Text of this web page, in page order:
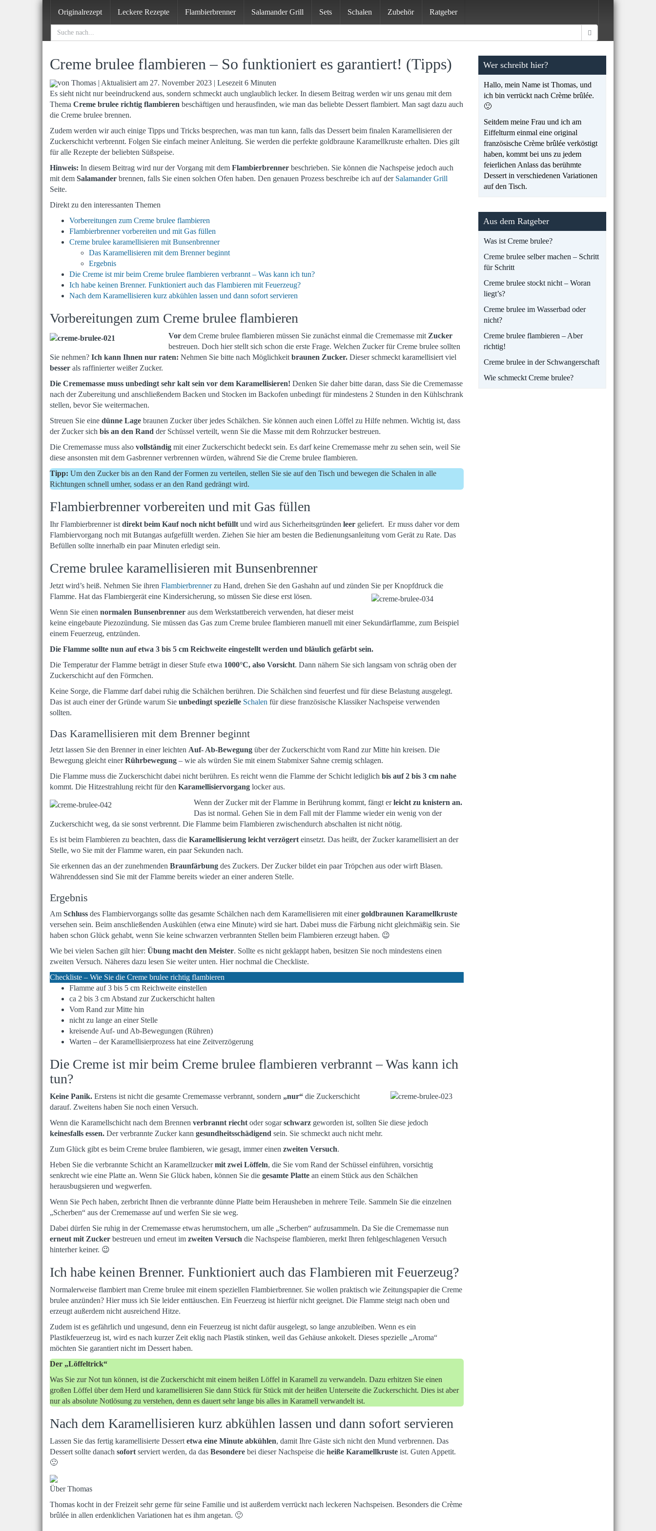
Originalrezept Leckere Rezepte Flambierbrenner Salamander Grill Sets Schalen Zubehör Ratgeber
Creme brulee flambieren – So funktioniert es garantiert! (Tipps)
von Thomas | Aktualisiert am 27. November 2023 | Lesezeit 6 Minuten
Es sieht nicht nur beeindruckend aus, sondern schmeckt auch unglaublich lecker. In diesem Beitrag werden wir uns genau mit dem
Thema Creme brulee richtig flambieren beschäftigen und herausfinden, wie man das beliebte Dessert flambiert. Man sagt dazu auch
die Creme brulee brennen.
Zudem werden wir auch einige Tipps und Tricks besprechen, was man tun kann, falls das Dessert beim finalen Karamellisieren der
Zuckerschicht verbrennt. Folgen Sie einfach meiner Anleitung. Sie werden die perfekte goldbraune Karamellkruste erhalten. Dies gilt
für alle Rezepte der beliebten Süßspeise.
Hinweis: In diesem Beitrag wird nur der Vorgang mit dem Flambierbrenner beschrieben. Sie können die Nachspeise jedoch auch
mit dem Salamander brennen, falls Sie einen solchen Ofen haben. Den genauen Prozess beschreibe ich auf der Salamander Grill
Seite.
Direkt zu den interessanten Themen
Vorbereitungen zum Creme brulee flambieren
Flambierbrenner vorbereiten und mit Gas füllen
Creme brulee karamellisieren mit Bunsenbrenner
Das Karamellisieren mit dem Brenner beginnt
Ergebnis
Die Creme ist mir beim Creme brulee flambieren verbrannt – Was kann ich tun?
Ich habe keinen Brenner. Funktioniert auch das Flambieren mit Feuerzeug?
Nach dem Karamellisieren kurz abkühlen lassen und dann sofort servieren
Vorbereitungen zum Creme brulee flambieren
Vor dem Creme brulee flambieren müssen Sie zunächst einmal die Crememasse mit Zucker
bestreuen. Doch hier stellt sich schon die erste Frage. Welchen Zucker für Creme brulee sollten
Sie nehmen? Ich kann Ihnen nur raten: Nehmen Sie bitte nach Möglichkeit braunen Zucker. Dieser schmeckt karamellisiert viel
besser als raffinierter weißer Zucker.
Die Crememasse muss unbedingt sehr kalt sein vor dem Karamellisieren! Denken Sie daher bitte daran, dass Sie die Crememasse
nach der Zubereitung und anschließendem Backen und Stocken im Backofen unbedingt für mindestens 2 Stunden in den Kühlschrank
stellen, bevor Sie weitermachen.
Streuen Sie eine dünne Lage braunen Zucker über jedes Schälchen. Sie können auch einen Löffel zu Hilfe nehmen. Wichtig ist, dass
der Zucker sich bis an den Rand der Schüssel verteilt, wenn Sie die Masse mit dem Rohrzucker bestreuen.
Die Crememasse muss also vollständig mit einer Zuckerschicht bedeckt sein. Es darf keine Crememasse mehr zu sehen sein, weil Sie
diese ansonsten mit dem Gasbrenner verbrennen würden, während Sie die Creme brulee flambieren.
Tipp: Um den Zucker bis an den Rand der Formen zu verteilen, stellen Sie sie auf den Tisch und bewegen die Schalen in alle
Richtungen schnell umher, sodass er an den Rand gedrängt wird.
Flambierbrenner vorbereiten und mit Gas füllen
Ihr Flambierbrenner ist direkt beim Kauf noch nicht befüllt und wird aus Sicherheitsgründen leer geliefert. Er muss daher vor dem
Flambiervorgang noch mit Butangas aufgefüllt werden. Ziehen Sie hier am besten die Bedienungsanleitung vom Gerät zu Rate. Das
Befüllen sollte innerhalb ein paar Minuten erledigt sein.
Creme brulee karamellisieren mit Bunsenbrenner
Jetzt wird’s heiß. Nehmen Sie ihren Flambierbrennerzu Hand, drehen Sie den Gashahn auf und zünden Sie per Knopfdruck die
Flamme. Hat das Flambiergerät eine Kindersicherung, so müssen Sie diese erst lösen.
Wenn Sie einen normalen Bunsenbrenner aus dem Werkstattbereich verwenden, hat dieser meist
keine eingebaute Piezozündung. Sie müssen das Gas zum Creme brulee flambieren manuell mit einer Sekundärflamme, zum Beispiel
einem Feuerzeug, entzünden.
Die Flamme sollte nun auf etwa 3 bis 5 cm Reichweite eingestellt werden und bläulich gefärbt sein.
Die Temperatur der Flamme beträgt in dieser Stufe etwa 1000°C, also Vorsicht. Dann nähern Sie sich langsam von schräg oben der
Zuckerschicht auf den Förmchen.
Keine Sorge, die Flamme darf dabei ruhig die Schälchen berühren. Die Schälchen sind feuerfest und für diese Belastung ausgelegt.
Das ist auch einer der Gründe warum Sie unbedingt spezielle Schalen für diese französische Klassiker Nachspeise verwenden
sollten.
Das Karamellisieren mit dem Brenner beginnt
Jetzt lassen Sie den Brenner in einer leichten Auf- Ab-Bewegung über der Zuckerschicht vom Rand zur Mitte hin kreisen. Die
Bewegung gleicht einerRührbewegung – wie als würden Sie mit einem Stabmixer Sahne cremig schlagen.
Die Flamme muss die Zuckerschicht dabei nicht berühren. Es reicht wenn die Flamme der Schicht lediglich bis auf 2 bis 3 cm nahe
kommt. Die Hitzestrahlung reicht für den Karamellisiervorgang locker aus.
Wenn der Zucker mit der Flamme in Berührung kommt, fängt erleicht zu knistern an.
Das ist normal. Gehen Sie in dem Fall mit der Flamme wieder ein wenig von der
Zuckerschicht weg, da sie sonst verbrennt. Die Flamme beim Flambieren zwischendurch abschalten ist nicht nötig.
Es ist beim Flambieren zu beachten, dass die Karamellisierung leicht verzögert einsetzt. Das heißt, der Zucker karamellisiert an der
Stelle, wo Sie mit der Flamme waren, ein paar Sekunden nach.
Sie erkennen das an der zunehmenden Braunfärbung des Zuckers. Der Zucker bildet ein paar Tröpchen aus oder wirft Blasen.
Währenddessen sind Sie mit der Flamme bereits wieder an einer anderen Stelle.
Ergebnis
Am Schluss des Flambiervorgangs sollte das gesamte Schälchen nach dem Karamellisieren mit einergoldbraunen Karamellkruste
versehen sein. Beim anschließenden Auskühlen (etwa eine Minute) wird sie hart. Dabei muss die Färbung nicht gleichmäßig sein. Sie
haben schon Glück gehabt, wenn Sie keine schwarzen verbrannten Stellen beim Flambieren erzeugt haben. 😉
Wie bei vielen Sachen gilt hier: Übung macht den Meister. Sollte es nicht geklappt haben, besitzen Sie noch mindestens einen
zweiten Versuch. Näheres dazu lesen Sie weiter unten. Hier nochmal die Checkliste.
Checkliste – Wie Sie die Creme brulee richtig flambieren
Flamme auf 3 bis 5 cm Reichweite einstellen
ca 2 bis 3 cm Abstand zur Zuckerschicht halten
Vom Rand zur Mitte hin
nicht zu lange an einer Stelle
kreisende Auf- und Ab-Bewegungen (Rühren)
Warten – der Karamellisierprozess hat eine Zeitverzögerung
Die Creme ist mir beim Creme brulee flambieren verbrannt – Was kann ich
tun?
Keine Panik. Erstens ist nicht die gesamte Crememasse verbrannt, sondern „nur“ die Zuckerschicht
darauf. Zweitens haben Sie noch einen Versuch.
Wenn die Karamellschicht nach dem Brennen verbrannt riecht oder sogarschwarz geworden ist, sollten Sie diese jedoch
keinesfalls essen. Der verbrannte Zucker kann gesundheitsschädigend sein. Sie schmeckt auch nicht mehr.
Zum Glück gibt es beim Creme brulee flambieren, wie gesagt, immer einen zweiten Versuch.
Heben Sie die verbrannte Schicht an Karamellzuckermit zwei Löffeln, die Sie vom Rand der Schüssel einführen, vorsichtig
senkrecht wie eine Platte an. Wenn Sie Glück haben, können Sie die gesamte Platte an einem Stück aus den Schälchen
herausbugsieren und wegwerfen.
Wenn Sie Pech haben, zerbricht Ihnen die verbrannte dünne Platte beim Herausheben in mehrere Teile. Sammeln Sie die einzelnen
„Scherben“ aus der Crememasse auf und werfen Sie sie weg.
Dabei dürfen Sie ruhig in der Crememasse etwas herumstochern, um alle „Scherben“ aufzusammeln. Da Sie die Crememasse nun
erneut mit Zucker bestreuen und erneut im zweiten Versuch die Nachspeise flambieren, merkt Ihren fehlgeschlagenen Versuch
hinterher keiner. 😉
Ich habe keinen Brenner. Funktioniert auch das Flambieren mit Feuerzeug?
Normalerweise flambiert man Creme brulee mit einem speziellen Flambierbrenner. Sie wollen praktisch wie Zeitungspapier die Creme
brulee anzünden? Hier muss ich Sie leider enttäuschen. Ein Feuerzeug ist hierfür nicht geeignet. Die Flamme steigt nach oben und
erzeugt außerdem nicht ausreichend Hitze.
Zudem ist es gefährlich und ungesund, denn ein Feuerzeug ist nicht dafür ausgelegt, so lange anzubleiben. Wenn es ein
Plastikfeuerzeug ist, wird es nach kurzer Zeit eklig nach Plastik stinken, weil das Gehäuse ankokelt. Dieses spezielle „Aroma“
möchten Sie garantiert nicht im Dessert haben.
Der „Löffeltrick“
Was Sie zur Not tun können, ist die Zuckerschicht mit einem heißen Löffel in Karamell zu verwandeln. Dazu erhitzen Sie einen
großen Löffel über dem Herd und karamellisieren Sie dann Stück für Stück mit der heißen Unterseite die Zuckerschicht. Dies ist aber
nur als absolute Notlösung zu verstehen, denn es dauert sehr lange bis alles in Karamell verwandelt ist.
Nach dem Karamellisieren kurz abkühlen lassen und dann sofort servieren
Lassen Sie das fertig karamellisierte Dessert etwa eine Minute abkühlen, damit Ihre Gäste sich nicht den Mund verbrennen. Das
Dessert sollte danach sofort serviert werden, da das Besondere bei dieser Nachspeise die heiße Karamellkruste ist. Guten Appetit.
🙂
Über Thomas
Thomas kocht in der Freizeit sehr gerne für seine Familie und ist außerdem verrückt nach leckeren Nachspeisen. Besonders die Crème
brûlée in allen erdenklichen Variationen hat es ihm angetan. 🙂
Wer schreibt hier?
Hallo, mein Name ist Thomas, und
ich bin verrückt nach Crème brûlée.
🙂
Seitdem meine Frau und ich am
Eiffelturm einmal eine original
französische Crème brûlée verköstigt
haben, kommt bei uns zu jedem
feierlichen Anlass das berühmte
Dessert in verschiedenen Variationen
auf den Tisch.
Aus dem Ratgeber
Was ist Creme brulee?
Creme brulee selber machen – Schritt
für Schritt
Creme brulee stockt nicht – Woran
liegt’s?
Creme brulee im Wasserbad oder
nicht?
Creme brulee flambieren – Aber
richtig!
Creme brulee in der Schwangerschaft
Wie schmeckt Creme brulee?